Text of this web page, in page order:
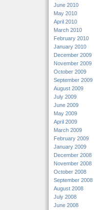
June 2010
May 2010
April 2010
March 2010
February 2010
January 2010
December 2009
November 2009
October 2009
September 2009
August 2009
July 2009
June 2009
May 2009
April 2009
March 2009
February 2009
January 2009
December 2008
November 2008
October 2008
September 2008
August 2008
July 2008
June 2008